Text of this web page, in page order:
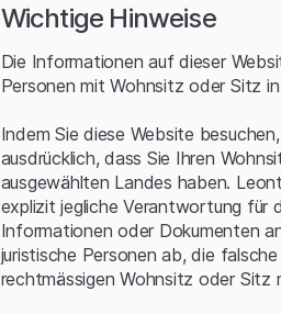
Wichtige Hinweise
Die Informationen auf dieser
Personen mit Wohnsitz oder Sitz
Indem Sie diese Website
ausdrücklich, dass Sie Ihren
ausgewählten Landes haben.
explizit jegliche Verantwortung für
Informationen oder Dokumenten
juristische Personen ab, die
rechtmässigen Wohnsitz oder Sitz